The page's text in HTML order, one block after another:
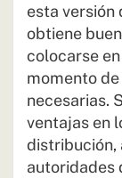
esta versión
obtiene
colocarse
momento
necesarias.
ventajas en
distribución,
autoridades